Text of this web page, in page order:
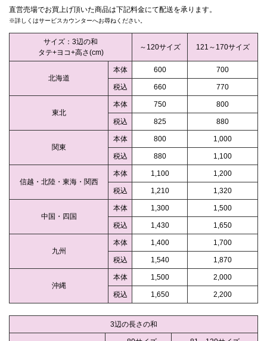
直営売場でお買上げ頂いた商品は下記料金にて配送を承ります。
※詳しくはサービスカウンターへお尋ねください。
サイズ：3辺の和
タテ+ヨコ+高さ(cm)
～120サイズ 121～170サイズ
北海道
本体 600 700
税込 660 770
東北
本体 750 800
税込 825 880
関東
本体 800 1,000
税込 880 1,100
信越・北陸・東海・関西
本体 1,100 1,200
税込 1,210 1,320
中国・四国
本体 1,300 1,500
税込 1,430 1,650
九州
本体 1,400 1,700
税込 1,540 1,870
沖縄
本体 1,500 2,000
税込 1,650 2,200
3辺の長さの和